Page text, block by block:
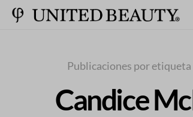
Publicaciones por etiqueta
Candice